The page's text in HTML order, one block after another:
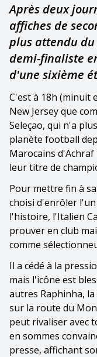
Après deux
affiches de
plus attendu
demi-finaliste
d'une sixième
C'est à 18h (minuit
New Jersey que
Seleçao, qui n'a
planète football
Marocains
leur titre de
Pour mettre fin à
choisi d'enrôler
l'histoire, l'Italien
prouver en club
comme
Il a cédé à la
mais l'icône est
autres Raphinha,
sur la route du
peut rivaliser avec
en sommes
presse, affichant